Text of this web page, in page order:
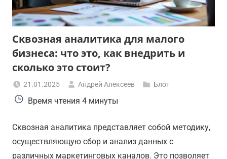
Сквозная аналитика для малого
бизнеса: что это, как внедрить и
сколько это стоит?
21.01.2025 Андрей Алексеев Блог
Время чтения 4 минуты
Сквозная аналитика представляет собой методику,
осуществляющую сбор и анализ данных с
различных маркетинговых каналов. Это позволяет